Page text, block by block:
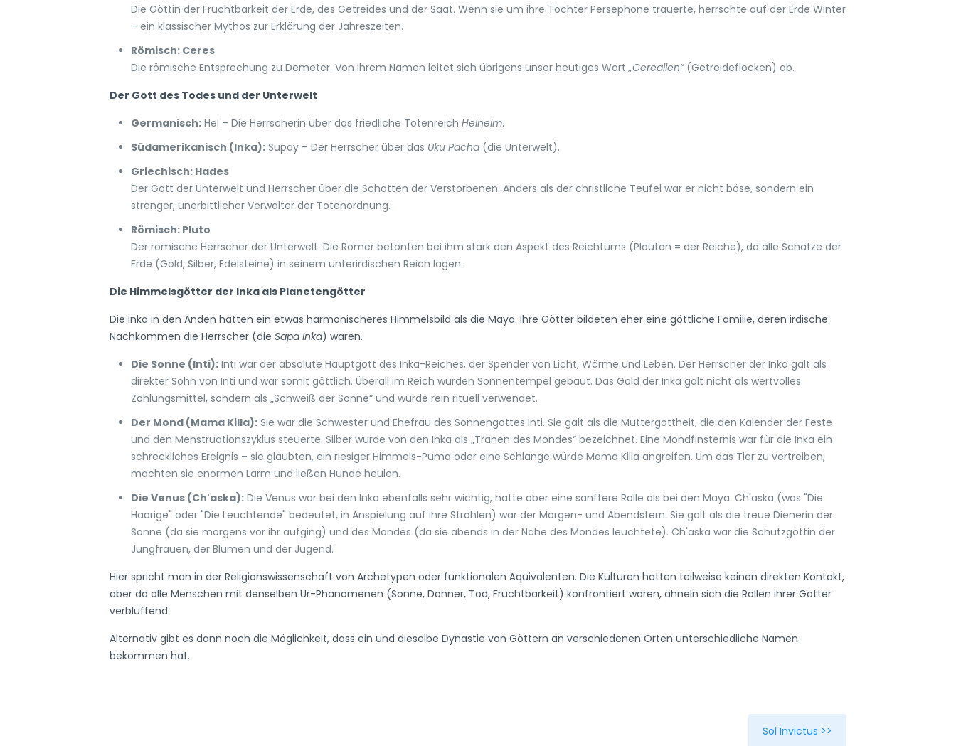
Die Göttin der Fruchtbarkeit der Erde, des Getreides und der Saat. Wenn sie um ihre Tochter Persephone trauerte, herrschte auf der Erde Winter
– ein klassischer Mythos zur Erklärung der Jahreszeiten.
Römisch: Ceres
Die römische Entsprechung zu Demeter. Von ihrem Namen leitet sich übrigens unser heutiges Wort„Cerealien“(Getreideflocken) ab.
Der Gott des Todes und der Unterwelt
Germanisch: Hel – Die Herrscherin über das friedliche Totenreich Helheim.
Südamerikanisch (Inka): Supay – Der Herrscher über das Uku Pacha (die Unterwelt).
Griechisch: Hades
Der Gott der Unterwelt und Herrscher über die Schatten der Verstorbenen. Anders als der christliche Teufel war er nicht böse, sondern ein
strenger, unerbittlicher Verwalter der Totenordnung.
Römisch: Pluto
Der römische Herrscher der Unterwelt. Die Römer betonten bei ihm stark den Aspekt des Reichtums (Plouton = der Reiche), da alle Schätze der
Erde (Gold, Silber, Edelsteine) in seinem unterirdischen Reich lagen.
Die Himmelsgötter der Inka als Planetengötter
Die Inka in den Anden hatten ein etwas harmonischeres Himmelsbild als die Maya. Ihre Götter bildeten eher eine göttliche Familie, deren irdische
Nachkommen die Herrscher (die Sapa Inka) waren.
Die Sonne (Inti): Inti war der absolute Hauptgott des Inka-Reiches, der Spender von Licht, Wärme und Leben. Der Herrscher der Inka galt als
direkter Sohn von Inti und war somit göttlich. Überall im Reich wurden Sonnentempel gebaut. Das Gold der Inka galt nicht als wertvolles
Zahlungsmittel, sondern als „Schweiß der Sonne“ und wurde rein rituell verwendet.
Der Mond (Mama Killa): Sie war die Schwester und Ehefrau des Sonnengottes Inti. Sie galt als die Muttergottheit, die den Kalender der Feste
und den Menstruationszyklus steuerte. Silber wurde von den Inka als „Tränen des Mondes“ bezeichnet. Eine Mondfinsternis war für die Inka ein
schreckliches Ereignis – sie glaubten, ein riesiger Himmels-Puma oder eine Schlange würde Mama Killa angreifen. Um das Tier zu vertreiben,
machten sie enormen Lärm und ließen Hunde heulen.
Die Venus (Ch'aska): Die Venus war bei den Inka ebenfalls sehr wichtig, hatte aber eine sanftere Rolle als bei den Maya. Ch'aska (was "Die
Haarige" oder "Die Leuchtende" bedeutet, in Anspielung auf ihre Strahlen) war der Morgen- und Abendstern. Sie galt als die treue Dienerin der
Sonne (da sie morgens vor ihr aufging) und des Mondes (da sie abends in der Nähe des Mondes leuchtete). Ch'aska war die Schutzgöttin der
Jungfrauen, der Blumen und der Jugend.
Hier spricht man in der Religionswissenschaft von Archetypen oder funktionalen Äquivalenten. Die Kulturen hatten teilweise keinen direkten Kontakt,
aber da alle Menschen mit denselben Ur-Phänomenen (Sonne, Donner, Tod, Fruchtbarkeit) konfrontiert waren, ähneln sich die Rollen ihrer Götter
verblüffend.
Alternativ gibt es dann noch die Möglichkeit, dass ein und dieselbe Dynastie von Göttern an verschiedenen Orten unterschiedliche Namen
bekommen hat.
Sol Invictus >>